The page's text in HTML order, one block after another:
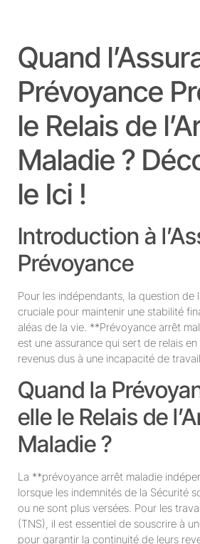
Quand
Prévoyance
le Relais de
Maladie ?
le Ici !
Introduction à
Prévoyance
Pour les indépendants, la question de
cruciale pour maintenir une stabilité
aléas de la vie. **Prévoyance arrêt
est une assurance qui sert de relais
revenus dus à une incapacité de travail.
Quand la
elle le Relais de
Maladie ?
La **prévoyance arrêt maladie
lorsque les indemnités de la Sécurité
ou ne sont plus versées. Pour les
(TNS), il est essentiel de souscrire à
pour garantir la continuité de leurs